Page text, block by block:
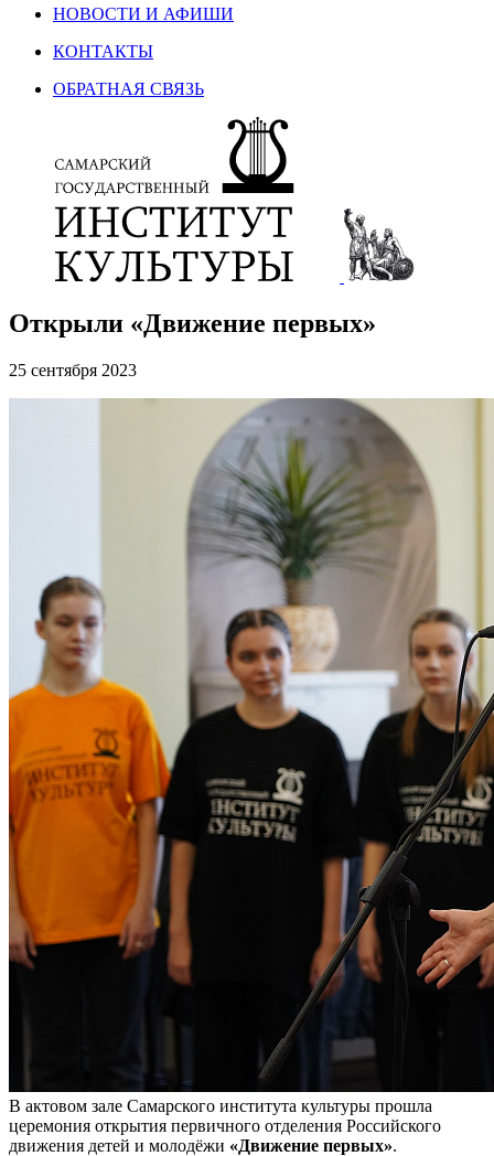
НОВОСТИ И АФИШИ
КОНТАКТЫ
ОБРАТНАЯ СВЯЗЬ
Открыли «Движение первых»
25 сентября 2023
В актовом зале Самарского института культуры прошла
церемония открытия первичного отделения Российского
движения детей и молодёжи «Движение первых».